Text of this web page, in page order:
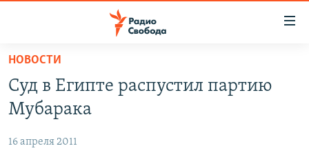
упрощенного
доступа
Вернуться
основному
ПОДКАСТЫ
АВТОРСКИЕ ПРОЕКТЫ
ЦИТАТЫ СВОБОДЫ
НОВОСТИ
Суд в Египте распустил партию
Мубарака
16 апреля 2011